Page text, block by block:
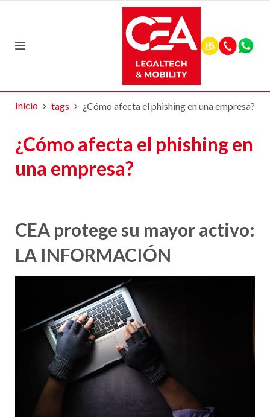
Inicio tags ¿Cómo afecta el phishing en una empresa?
¿Cómo afecta el phishing en
una empresa?
CEA protege su mayor activo:
LA INFORMACIÓN